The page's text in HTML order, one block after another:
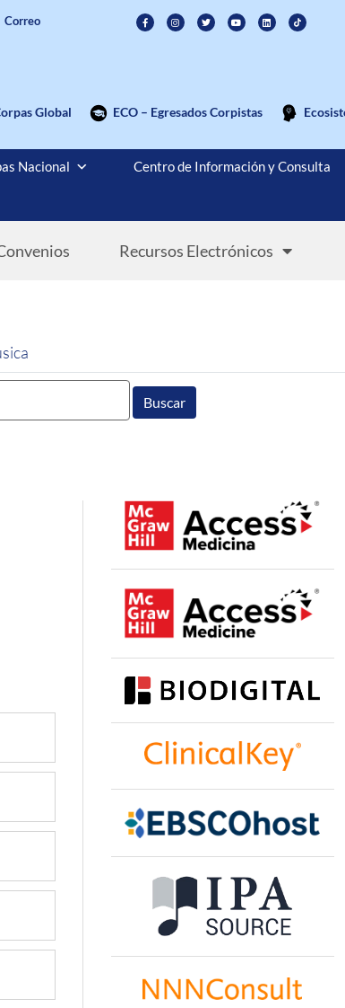
Correo
Global ECO – Egresados Corpistas
Nacional Centro de Información y Consulta
Recursos Electrónicos
Buscar